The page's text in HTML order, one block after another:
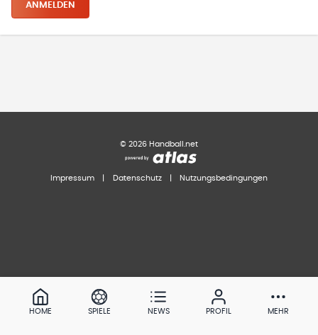
ANMELDEN
© 2026 Handball.net
Impressum Datenschutz Nutzungsbedingungen
HOME SPIELE NEWS PROFIL MEHR